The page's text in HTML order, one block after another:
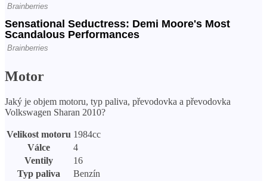
Motor
Jaký je objem motoru, typ paliva, převodovka a převodovka
Volkswagen Sharan 2010?
Velikost motoru 1984cc
Válce
4
Ventily
16
Typ paliva
Benzín